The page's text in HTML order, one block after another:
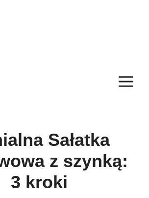
Sałatka
z szynką:
3 kroki